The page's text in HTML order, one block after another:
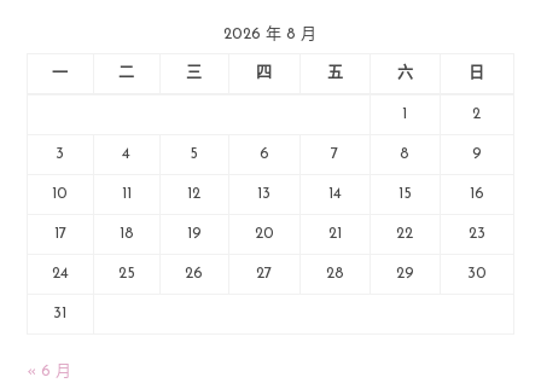
2026 年 8 月
一 二 三 四 五 六 日
2
3 4 5 6 7 8 9
10 12 13 14 15 16
17 18 19 20 21 22 23
24 25 26 27 28 29 30
31
« 6 月